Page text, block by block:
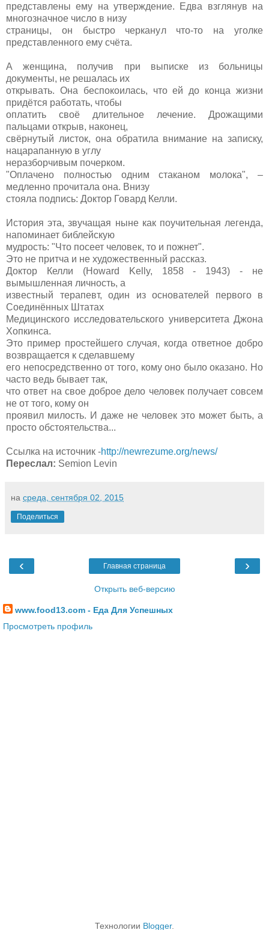
представлены ему на утверждение. Едва взглянув на
многозначное число в низу
страницы, он быстро черканул что-то на уголке
представленного ему счёта.
А женщина, получив при выписке из больницы
документы, не решалась их
открывать. Она беспокоилась, что ей до конца жизни
придётся работать, чтобы
оплатить своё длительное лечение. Дрожащими
пальцами открыв, наконец,
свёрнутый листок, она обратила внимание на записку,
нацарапанную в углу
неразборчивым почерком.
"Оплачено полностью одним стаканом молока", –
медленно прочитала она. Внизу
стояла подпись: Доктор Говард Келли.
История эта, звучащая ныне как поучительная легенда,
напоминает библейскую
мудрость: "Что посеет человек, то и пожнет".
Это не притча и не художественный рассказ.
Доктор Келли (Howard Kelly, 1858 - 1943) - не
вымышленная личность, а
известный терапевт, один из основателей первого в
Соединённых Штатах
Медицинского исследовательского университета Джона
Хопкинса.
Это пример простейшего случая, когда ответное добро
возвращается к сделавшему
его непосредственно от того, кому оно было оказано. Но
часто ведь бывает так,
что ответ на свое доброе дело человек получает совсем
не от того, кому он
проявил милость. И даже не человек это может быть, а
просто обстоятельства...
Ссылка на источник -http://newrezume.org/news/
Переслал: Semion Levin
на среда, сентября 02, 2015
Поделиться
‹ ›
Главная страница
Открыть веб-версию
www.food13.com - Еда Для Успешных
Просмотреть профиль
Технологии Blogger.